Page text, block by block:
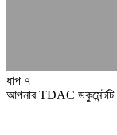
ধাপ ৭
আপনার TDAC